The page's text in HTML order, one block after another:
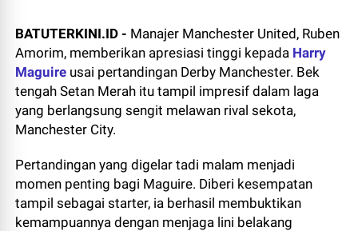
BATUTERKINI.ID - Manajer Manchester United, Ruben
Amorim, memberikan apresiasi tinggi kepada Harry
Maguire usai pertandingan Derby Manchester. Bek
tengah Setan Merah itu tampil impresif dalam laga
yang berlangsung sengit melawan rival sekota,
Manchester City.
Pertandingan yang digelar tadi malam menjadi
momen penting bagi Maguire. Diberi kesempatan
tampil sebagai starter, ia berhasil membuktikan
kemampuannya dengan menjaga lini belakang